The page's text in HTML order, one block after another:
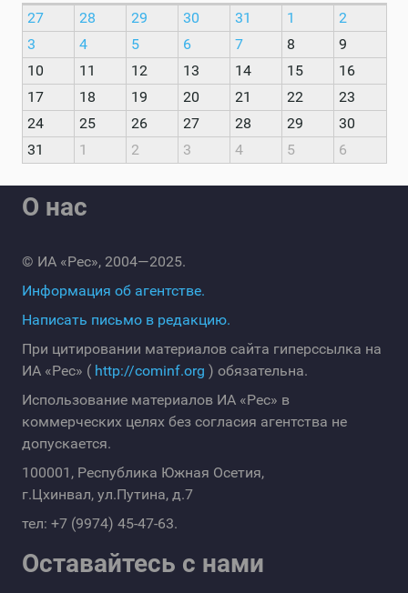
27
28 29 30 31 1
2
3
4 5 6 7 8
9
10
11 12 13 14 15
16
17
18 19 20 21 22
23
24
25 26 27 28 29
30
31
1 2 3 4 5 6
О нас
© ИА «Рес», 2004—2025.
Информация об агентстве.
Написать письмо в редакцию.
При цитировании материалов сайта гиперссылка на
ИА «Рес» ( http://cominf.org ) обязательна.
Использование материалов ИА «Рес» в
коммерческих целях без согласия агентства не
допускается.
100001, Республика Южная Осетия,
г.Цхинвал, ул.Путина, д.7
тел: +7 (9974) 45-47-63.
Оставайтесь с нами